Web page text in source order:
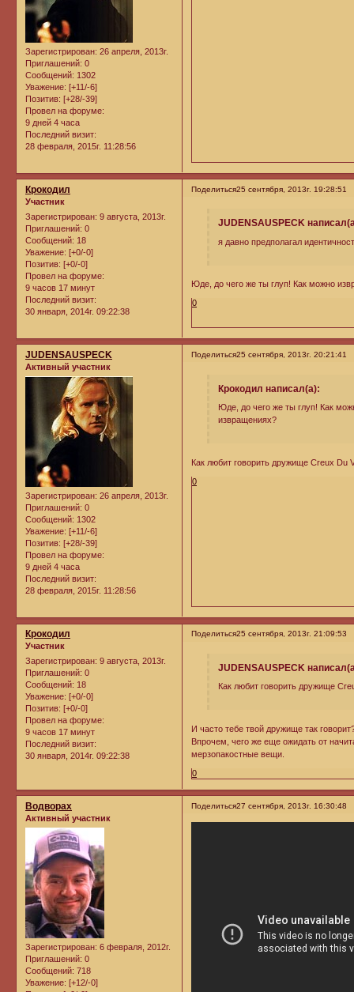
Зарегистрирован: 26 апреля, 2013г.
Приглашений: 0
Сообщений: 1302
Уважение: [+11/-6]
Позитив: [+28/-39]
Провел на форуме:
9 дней 4 часа
Последний визит:
28 февраля, 2015г. 11:28:56
Поделиться25 сентября, 2013г. 19:28:51
Крокодил
Участник
Зарегистрирован: 9 августа, 2013г.
Приглашений: 0
Сообщений: 18
Уважение: [+0/-0]
Позитив: [+0/-0]
Провел на форуме:
9 часов 17 минут
Последний визит:
30 января, 2014г. 09:22:38
JUDENSAUSPECK
я давно предполагал
Юде, до чего же ты глуп! Как можно
0
Поделиться25 сентября, 2013г. 20:21:41
JUDENSAUSPECK
Активный участник
Зарегистрирован: 26 апреля, 2013г.
Приглашений: 0
Сообщений: 1302
Уважение: [+11/-6]
Позитив: [+28/-39]
Провел на форуме:
9 дней 4 часа
Последний визит:
28 февраля, 2015г. 11:28:56
Крокодил написал(а):
Юде, до чего же ты глуп! Как
извращениях?
Как любит говорить дружище Creux
0
Поделиться25 сентября, 2013г. 21:09:53
Крокодил
Участник
Зарегистрирован: 9 августа, 2013г.
Приглашений: 0
Сообщений: 18
Уважение: [+0/-0]
Позитив: [+0/-0]
Провел на форуме:
9 часов 17 минут
Последний визит:
30 января, 2014г. 09:22:38
JUDENSAUSPECK
Как любит говорить дружище
И часто тебе твой дружище так
Впрочем, чего же еще ожидать от
мерзопакостные вещи.
0
Поделиться27 сентября, 2013г. 16:30:48
Водворах
Активный участник
Зарегистрирован: 6 февраля, 2012г.
Приглашений: 0
Сообщений: 718
Уважение: [+12/-0]